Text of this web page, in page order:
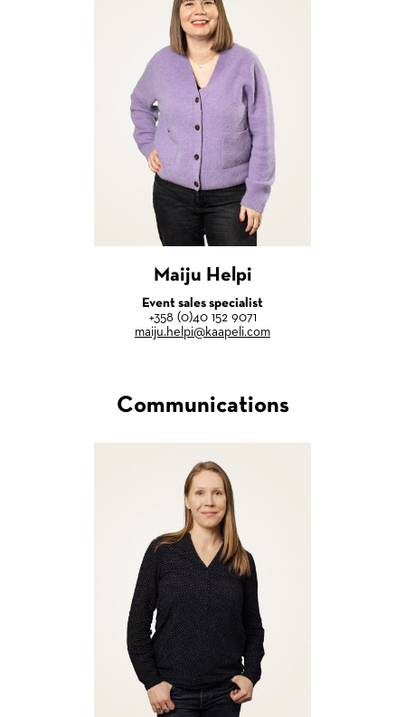
Maiju Helpi
Event sales specialist
+358 (0)40 152 9071
maiju.helpi@kaapeli.com
Communications